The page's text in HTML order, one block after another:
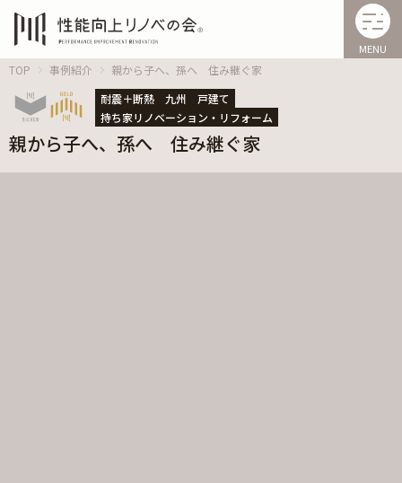
MENU
TOP 事例紹介
親から子へ、孫へ 住み継ぐ家
耐震＋断熱
九州
戸建て
持ち家リノベーション・リフォーム
親から子へ、孫へ 住み継ぐ家